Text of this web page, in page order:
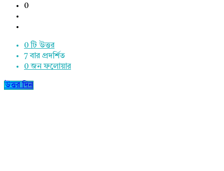
0
0 টি উত্তর
7বার প্রদর্শিত
0 জন ফলোয়ার
উত্তর দিন